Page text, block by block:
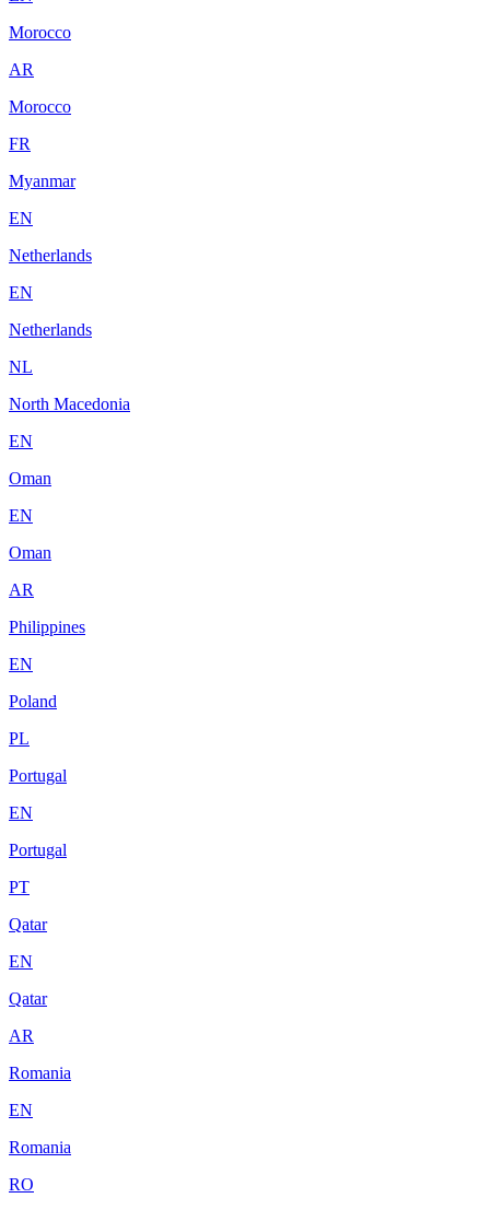
Morocco
AR
Morocco
FR
Myanmar
EN
Netherlands
EN
Netherlands
NL
North Macedonia
EN
Oman
EN
Oman
AR
Philippines
EN
Poland
PL
Portugal
EN
Portugal
PT
Qatar
EN
Qatar
AR
Romania
EN
Romania
RO